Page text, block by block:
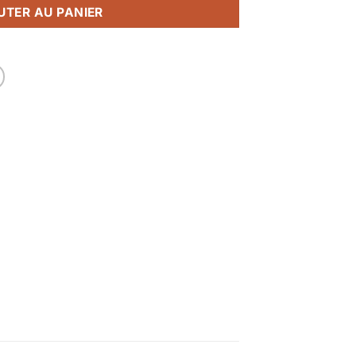
AU PANIER